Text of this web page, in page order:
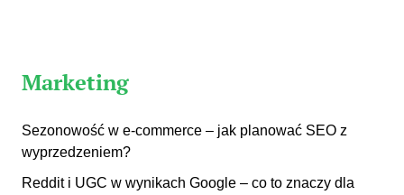
Marketing
Sezonowość w e-commerce – jak planować SEO z
wyprzedzeniem?
Reddit i UGC w wynikach Google – co to znaczy dla